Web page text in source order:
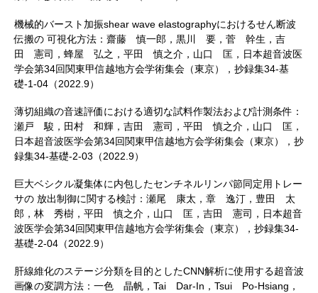
機械的バースト加振shear wave elastographyにおけるせん断波
伝搬の 可視化方法：齋藤 慎一郎，黒川 要，菅 幹生，吉
田 憲司，蜂屋 弘之，平田 慎之介，山口 匡，日本超音波医
学会第34回関東甲信越地方会学術集会（東京），抄録集34-基
礎-1-04（2022.9）
薄切組織の音速評価における適切な試料作製法および計測条件：
瀬戸 駿，田村 和輝，吉田 憲司，平田 慎之介，山口 匡，
日本超音波医学会第34回関東甲信越地方会学術集会（東京），抄
録集34-基礎-2-03（2022.9）
巨大ベシクル凝集体に内包したセンチネルリンパ節同定用トレー
サの 放出制御に関する検討：瀬尾 康太，章 逸汀，豊田 太
郎，林 秀樹，平田 慎之介，山口 匡，吉田 憲司，日本超音
波医学会第34回関東甲信越地方会学術集会（東京），抄録集34-
基礎-2-04（2022.9）
肝線維化のステージ分類を目的としたCNN解析に使用する超音波
画像の変調方法：一色 晶帆，Tai Dar-In，Tsui Po-Hsiang，